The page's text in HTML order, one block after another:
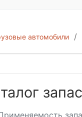
автомобили